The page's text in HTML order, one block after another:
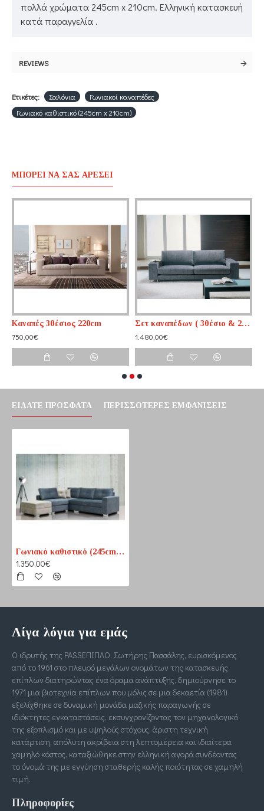
πολλά χρώματα 245cm x 210cm. Ελληνική κατασκευή
κατά παραγγελία .
REVIEWS
Ετικέτες: Σαλόνια
Γωνιακοί καναπέδες
Γωνιακό καθιστικό (245cm x 210cm)
ΜΠΟΡΕΊ ΝΑ ΣΑΣ ΑΡΈΣΕΙ
Καναπές 3θέσιος 220cm
750,00€
Σετ καναπέδων ( 3θέσιο & 2θέσιο )
1.480,00€
ΕΊΔΑΤΕ ΠΡΌΣΦΑΤΑ ΠΕΡΙΣΣΌΤΕΡΕΣ ΕΜΦΑΝΊΣΕΙΣ
Γωνιακό καθιστικό (245cm x 210cm)
1.350,00€
Λίγα λόγια για εμάς
Ο ιδρυτής της PASSΕΠΙΠΛΟ, Σωτήρης Πασσάλης, ευρισκόμενος
από το 1961 στο πλευρό μεγάλων ονομάτων της κατασκευής
επίπλων διατηρώντας ένα όραμα ανάπτυξης, δημιούργησε το
1971 μια βιοτεχνία επίπλων που μόλις σε μια δεκαετία (1981)
εξελίχθηκε σε δυναμική μονάδα μαζικής παραγωγής σε
ιδιόκτητες εγκαταστάσεις, εκσυγχρονίζοντας τον μηχανολογικό
της εξοπλισμό και με υψηλούς στόχους, άριστη τεχνική
κατάρτιση, απόλυτη ακρίβεια στη λεπτομέρεια και ιδιαίτερα
χαμηλό κόστος, καταξιώθηκε στην ελληνική αγορά συνδέοντας
το όνομά της με εγγύηση σταθερής καλής ποιότητας σε χαμηλή
τιμή.
Πληροφορίες